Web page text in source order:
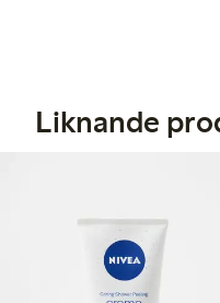
Liknande